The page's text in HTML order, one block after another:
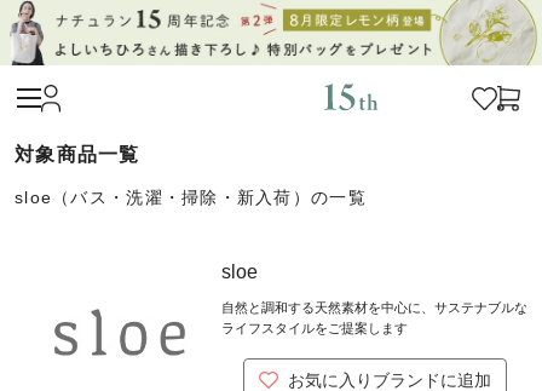
sloe（バス・洗濯・掃除・新入荷）の一覧
sloe
自然と調和する天然素材を中心に、サステナブルな
ライフスタイルをご提案します
お気に入りブランドに追加